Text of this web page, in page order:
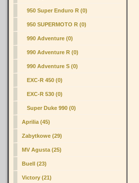
950 Super Enduro R (0)
950 SUPERMOTO R (0)
990 Adventure (0)
990 Adventure R (0)
990 Adventure S (0)
EXC-R 450 (0)
EXC-R 530 (0)
Super Duke 990 (0)
Aprilia (45)
Zabytkowe (29)
MV Agusta (25)
Buell (23)
Victory (21)